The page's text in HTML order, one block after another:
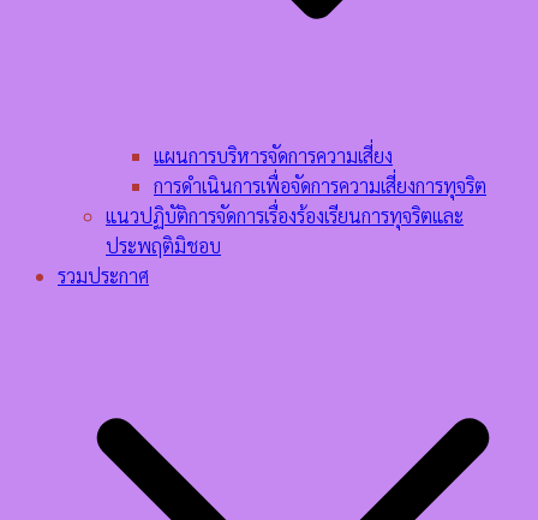
แผนการบริหารจัดการความเสี่ยง
การดำเนินการเพื่อจัดการความเสี่ยงการทุจริต
แนวปฏิบัติการจัดการเรื่องร้องเรียนการทุจริตและ
ประพฤติมิชอบ
รวมประกาศ